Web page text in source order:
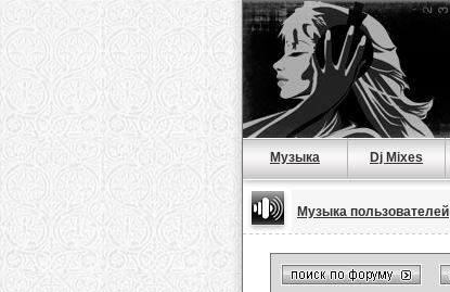
Музыка Dj Mixes
Музыка пользователей